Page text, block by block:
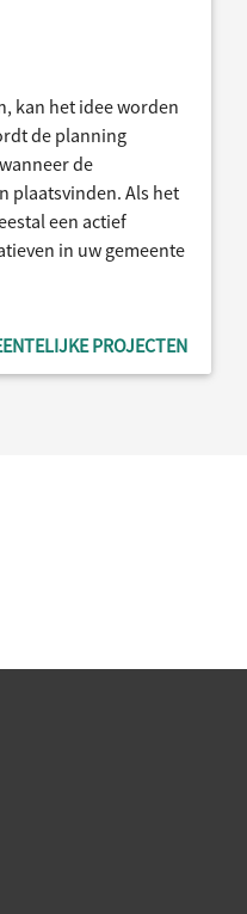
kan het idee worden
de planning
de
plaatsvinden. Als het
een actief
in uw gemeente
PROJECTEN